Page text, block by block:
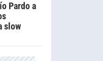
Pardo a
slow